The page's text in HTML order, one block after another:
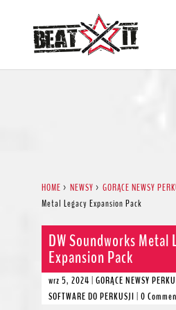
HOME > NEWSY > GORĄCE NEWSY
Metal Legacy Expansion Pack
DW Soundworks Metal
Expansion Pack
wrz 5, 2024 | GORĄCE NEWSY
SOFTWARE DO PERKUSJI | 0